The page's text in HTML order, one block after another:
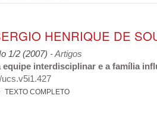
HENRIQUE DE
1/2 (2007) - Artigos
equipe interdisciplinar e a família
ucs.v5i1.427
TEXTO COMPLETO